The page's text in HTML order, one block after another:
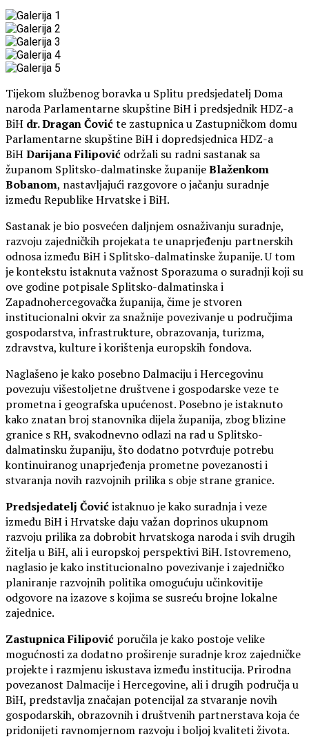
Tijekom službenog boravka u Splitu predsjedatelj Doma
naroda Parlamentarne skupštine BiH i predsjednik HDZ-a
BiH dr. Dragan Čovićte zastupnica u Zastupničkom domu
Parlamentarne skupštine BiH i dopredsjednica HDZ-a
BiHDarijana Filipović održali su radni sastanak sa
županom Splitsko-dalmatinske županijeBlaženkom
Bobanom, nastavljajući razgovore o jačanju suradnje
između Republike Hrvatske i BiH.
Sastanak je bio posvećen daljnjem osnaživanju suradnje,
razvoju zajedničkih projekata te unaprjeđenju partnerskih
odnosa između BiH i Splitsko-dalmatinske županije. U tom
je kontekstu istaknuta važnost Sporazuma o suradnji koji su
ove godine potpisale Splitsko-dalmatinska i
Zapadnohercegovačka županija, čime je stvoren
institucionalni okvir za snažnije povezivanje u područjima
gospodarstva, infrastrukture, obrazovanja, turizma,
zdravstva, kulture i korištenja europskih fondova.
Naglašeno je kako posebno Dalmaciju i Hercegovinu
povezuju višestoljetne društvene i gospodarske veze te
prometna i geografska upućenost. Posebno je istaknuto
kako znatan broj stanovnika dijela županija, zbog blizine
granice s RH, svakodnevno odlazi na rad u Splitsko-
dalmatinsku županiju, što dodatno potvrđuje potrebu
kontinuiranog unaprjeđenja prometne povezanosti i
stvaranja novih razvojnih prilika s obje strane granice.
Predsjedatelj Čovićistaknuo je kako suradnja i veze
između BiH i Hrvatske daju važan doprinos ukupnom
razvoju prilika za dobrobit hrvatskoga naroda i svih drugih
žitelja u BiH, ali i europskoj perspektivi BiH. Istovremeno,
naglasio je kako institucionalno povezivanje i zajedničko
planiranje razvojnih politika omogućuju učinkovitije
odgovore na izazove s kojima se susreću brojne lokalne
zajednice.
Zastupnica Filipović poručila je kako postoje velike
mogućnosti za dodatno proširenje suradnje kroz zajedničke
projekte i razmjenu iskustava između institucija. Prirodna
povezanost Dalmacije i Hercegovine, ali i drugih područja u
BiH, predstavlja značajan potencijal za stvaranje novih
gospodarskih, obrazovnih i društvenih partnerstava koja će
pridonijeti ravnomjernom razvoju i boljoj kvaliteti života.